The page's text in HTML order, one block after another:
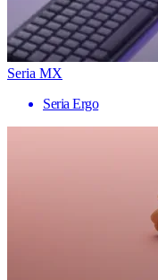
Seria MX
Seria Ergo